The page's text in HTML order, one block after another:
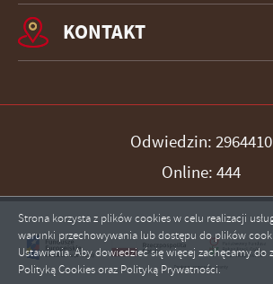
KONTAKT
Odwiedzin: 2964410
Online: 444
Strona korzysta z plików cookies w celu realizacji
warunki przechowywania lub dostępu do plików
Ustawienia. Aby dowiedzieć się więcej zachęcamy do
Polityką Cookies oraz Polityką Prywatności.
ZAPISZ WYBRANE